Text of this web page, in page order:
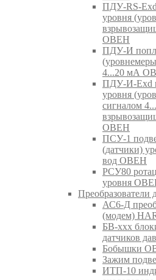
ПДУ-RS-Exd
уровня
ОВЕН
ПДУ-И
4...20 мА
ПДУ-И-Exd
уровня
сигналом
ОВЕН
ПСУ-1
(датчики)
вод ОВЕН
РСУ80
уровня
АС6-Д
(модем)
БВ-ххх
датчиков
Бобышки
Зажим
ИТП-10